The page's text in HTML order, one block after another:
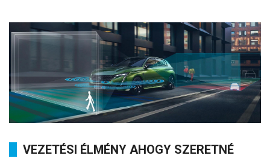
VEZETÉSI ÉLMÉNY AHOGY SZERETNÉ